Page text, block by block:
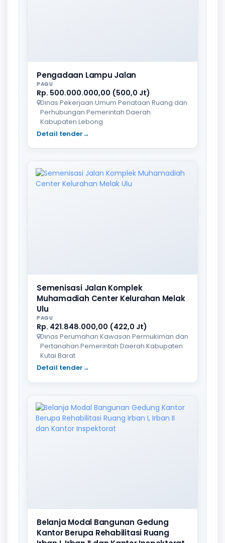
Pengadaan Lampu Jalan
PAGU
Rp. 500.000.000,00 (500,0 Jt)
Dinas Pekerjaan Umum Penataan Ruang dan
Perhubungan Pemerintah Daerah
Kabupaten Lebong
Detail tender→
Semenisasi Jalan Komplek
Muhamadiah Center Kelurahan Melak
Ulu
PAGU
Rp. 421.848.000,00 (422,0 Jt)
Dinas Perumahan Kawasan Permukiman dan
Pertanahan Pemerintah Daerah Kabupaten
Kutai Barat
Detail tender→
Belanja Modal Bangunan Gedung
Kantor Berupa Rehabilitasi Ruang